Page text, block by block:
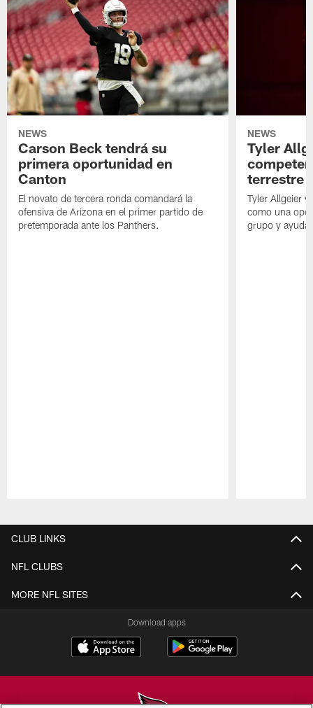
NEWS
Carson Beck tendrá su
primera oportunidad en
Canton
El novato de tercera ronda comandará la
ofensiva de Arizona en el primer partido de
pretemporada ante los Panthers.
NEWS
Tyler
terrestre
Tyler Allgeier
como una
grupo y
CLUB LINKS
NFL CLUBS
MORE NFL SITES
Download apps